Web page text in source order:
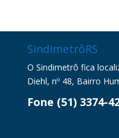
SindimetrôRS
O Sindimetrô fica
Diehl, nº 48, Bairro
Fone (51) 3374-